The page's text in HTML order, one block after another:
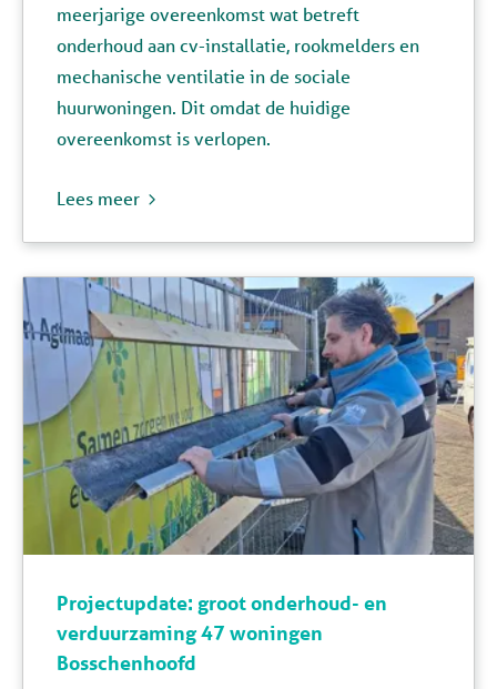
meerjarige overeenkomst wat betreft
onderhoud aan cv-installatie, rookmelders en
mechanische ventilatie in de sociale
huurwoningen. Dit omdat de huidige
overeenkomst is verlopen.
Lees meer
Projectupdate: groot onderhoud- en
verduurzaming 47 woningen
Bosschenhoofd